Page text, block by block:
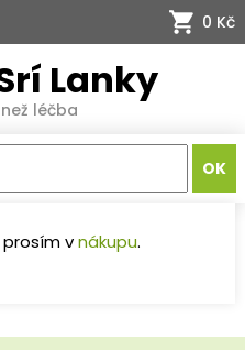
0 Kč
Lanky
léčba
prosím vnákupu.